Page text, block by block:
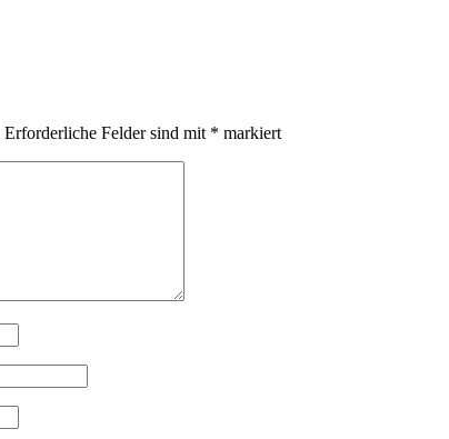
Erforderliche Felder sind mit * markiert